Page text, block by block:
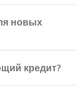
новых
кредит?